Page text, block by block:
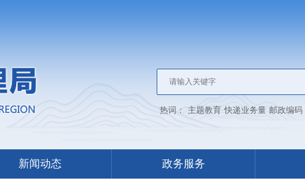
热词： 主题教育 快递业务量 邮政编码
新闻动态 政务服务